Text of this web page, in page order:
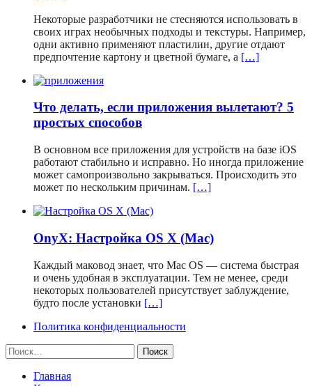
Некоторые разработчики не стесняются использовать в
своих играх необычных подходы и текстуры. Например,
одни активно применяют пластилин, другие отдают
предпочтение картону и цветной бумаге, а […]
Что делать, если приложения вылетают? 5
простых способов
В основном все приложения для устройств на базе iOS
работают стабильно и исправно. Но иногда приложение
может самопроизвольно закрываться. Происходить это
может по нескольким причинам. […]
OnyX: Настройка OS X (Mac)
Каждый маковод знает, что Mac OS — система быстрая
и очень удобная в эксплуатации. Тем не менее, среди
некоторых пользователей присутствует заблуждение,
будто после установки […]
Политика конфиденциальности
Найти:
Главная